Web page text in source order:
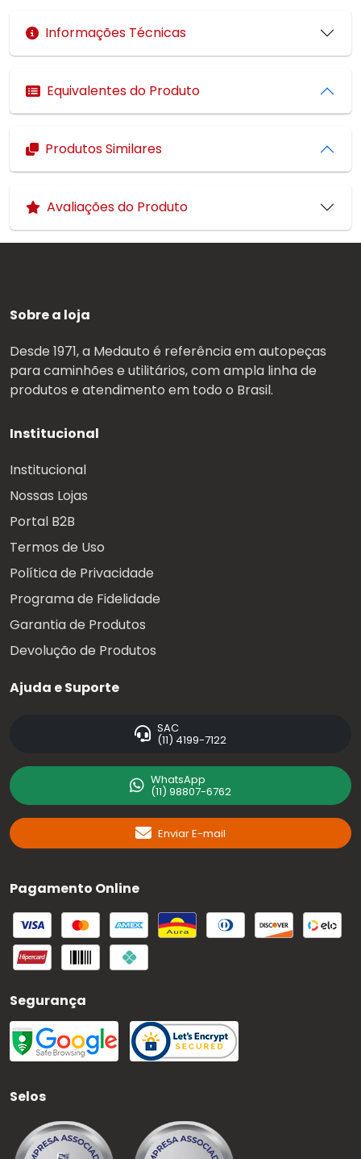
Informações Técnicas
Equivalentes do Produto
Produtos Similares
Avaliações do Produto
Sobre a loja
Desde 1971, a Medauto é referência em autopeças
para caminhões e utilitários, com ampla linha de
produtos e atendimento em todo o Brasil.
Institucional
Institucional
Nossas Lojas
Portal B2B
Termos de Uso
Política de Privacidade
Programa de Fidelidade
Garantia de Produtos
Devolução de Produtos
Ajuda e Suporte
SAC
(11) 4199-7122
WhatsApp
(11) 98807-6762
Enviar E-mail
Pagamento Online
Segurança
Selos